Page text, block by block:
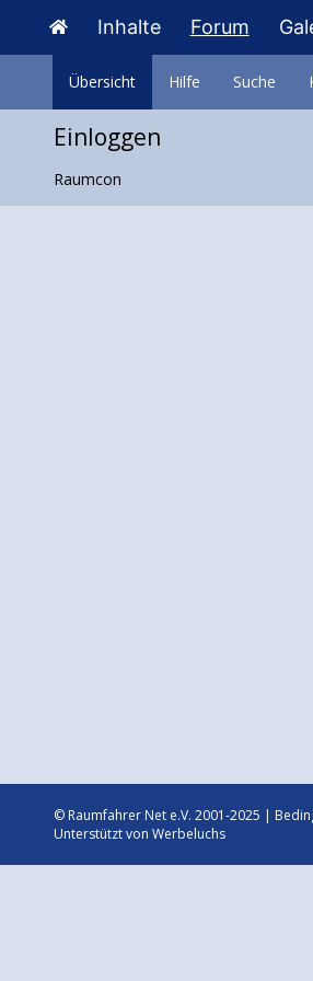
Inhalte Forum
Übersicht Hilfe Suche
Einloggen
Raumcon
© Raumfahrer Net e.V. 2001-2025 |
Unterstützt von Werbeluchs